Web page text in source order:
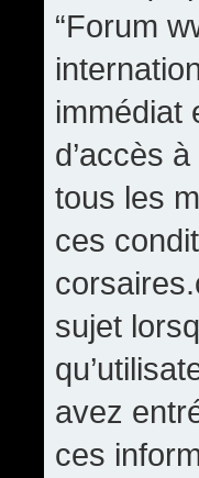
“Forum
immédiat
d’accès
tous les
ces
sujet
avez
ces